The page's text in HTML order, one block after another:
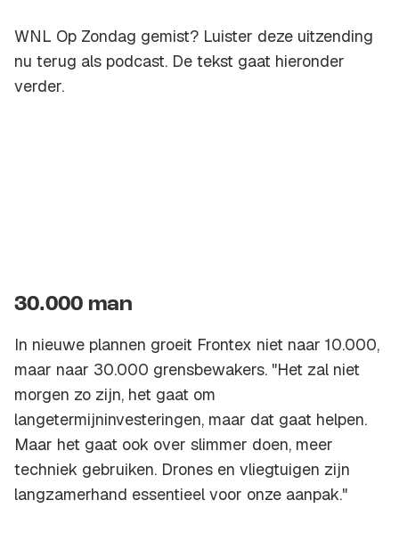
WNL Op Zondag gemist? Luister deze uitzending
nu terug als podcast. De tekst gaat hieronder
verder.
30.000 man
In nieuwe plannen groeit Frontex niet naar 10.000,
maar naar 30.000 grensbewakers. "Het zal niet
morgen zo zijn, het gaat om
langetermijninvesteringen, maar dat gaat helpen.
Maar het gaat ook over slimmer doen, meer
techniek gebruiken. Drones en vliegtuigen zijn
langzamerhand essentieel voor onze aanpak."